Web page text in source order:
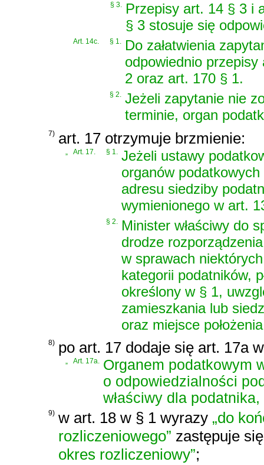
§ 3. Przepisy art. 14 § 3 i
§ 3 stosuje się
Art. 14c. § 1. Do załatwienia
odpowiednio
2 oraz art. 170 § 1.
§ 2. Jeżeli zapytanie nie
terminie, organ
7) art. 17 otrzymuje brzmienie:
Art. 17. § 1.
Jeżeli ustawy
organów
adresu siedziby
wymienionego w art.
§ 2.
Minister właściwy do
drodze
w sprawach
kategorii podatników,
określony w § 1,
zamieszkania lub
oraz miejsce
8) po art. 17 dodaje się art. 17a
„ Art. 17a. Organem podatkowym
o odpowiedzialności
właściwy dla
9) w art. 18 w § 1 wyrazy „do
rozliczeniowego” zastępuje
okres rozliczeniowy”;